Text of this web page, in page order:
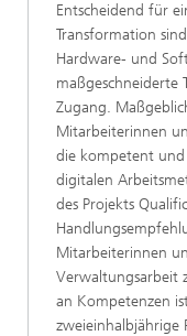
Entscheidend für
Transformation
Hardware- und
maßgeschneiderte
Zugang.
Mitarbeiterinnen
die kompetent
digitalen
des Projekts
Mitarbeiterinnen
Verwaltungsarbeit
an Kompetenzen
zweieinhalbjährige